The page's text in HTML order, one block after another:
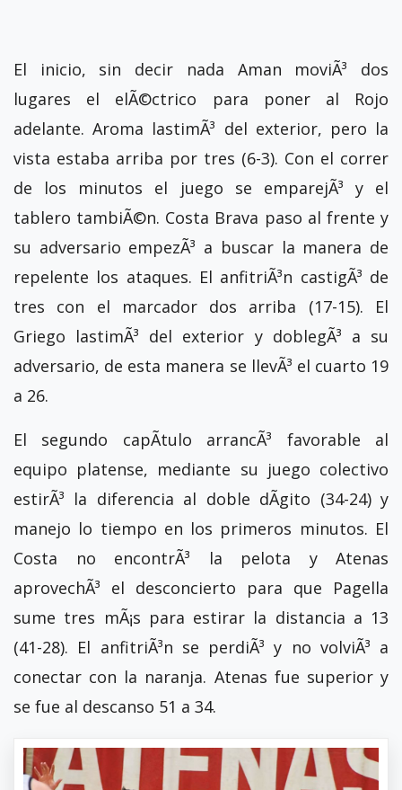
El inicio, sin decir nada Aman moviÃ³ dos
lugares el elÃ©ctrico para poner al Rojo
adelante. Aroma lastimÃ³ del exterior, pero la
vista estaba arriba por tres (6-3). Con el correr
de los minutos el juego se emparejÃ³ y el
tablero tambiÃ©n. Costa Brava paso al frente y
su adversario empezÃ³ a buscar la manera de
repelente los ataques. El anfitriÃ³n castigÃ³ de
tres con el marcador dos arriba (17-15). El
Griego lastimÃ³ del exterior y doblegÃ³ a su
adversario, de esta manera se llevÃ³ el cuarto 19
a 26.
El segundo capÃ­tulo arrancÃ³ favorable al
equipo platense, mediante su juego colectivo
estirÃ³ la diferencia al doble dÃ­gito (34-24) y
manejo lo tiempo en los primeros minutos. El
Costa no encontrÃ³ la pelota y Atenas
aprovechÃ³ el desconcierto para que Pagella
sume tres mÃ¡s para estirar la distancia a 13
(41-28). El anfitriÃ³n se perdiÃ³ y no volviÃ³ a
conectar con la naranja. Atenas fue superior y
se fue al descanso 51 a 34.